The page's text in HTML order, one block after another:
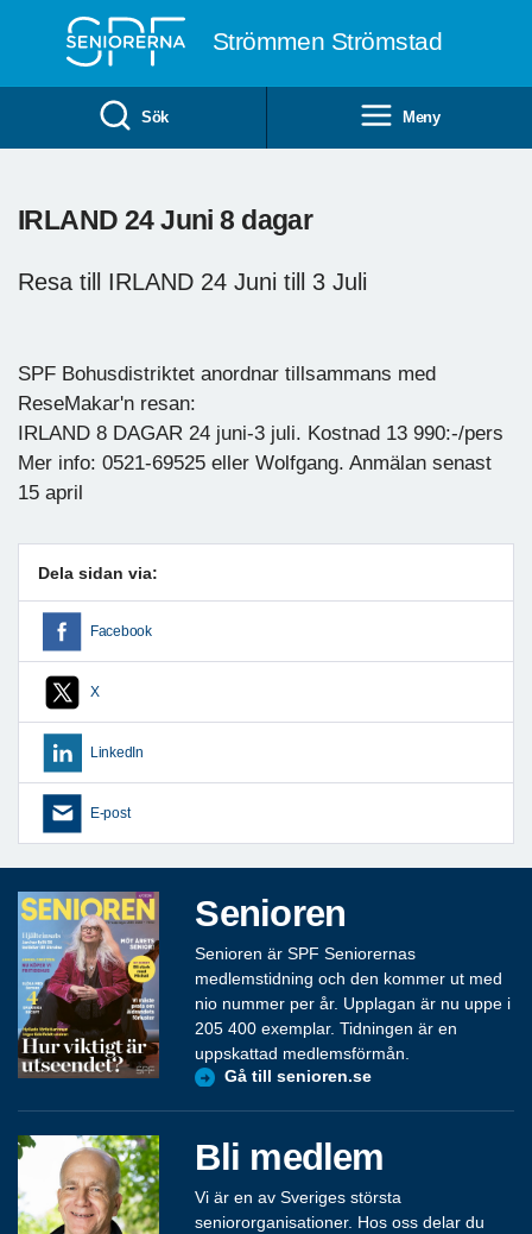
Strömmen Strömstad
Sök Meny
IRLAND 24 Juni 8 dagar
Resa till IRLAND 24 Juni till 3 Juli
SPF Bohusdistriktet anordnar tillsammans med
ReseMakar'n resan:
IRLAND 8 DAGAR 24 juni-3 juli. Kostnad 13 990:-/pers
Mer info: 0521-69525 eller Wolfgang. Anmälan senast
15 april
Dela sidan via:
Facebook
X
LinkedIn
E-post
Senioren
Senioren är SPF Seniorernas
medlemstidning och den kommer ut med
nio nummer per år. Upplagan är nu uppe i
205 400 exemplar. Tidningen är en
uppskattad medlemsförmån.
Gå till senioren.se
Bli medlem
Vi är en av Sveriges största
seniororganisationer. Hos oss delar du